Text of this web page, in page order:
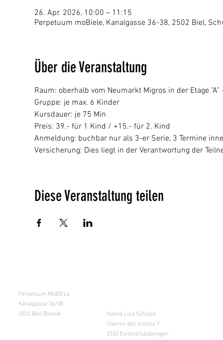
26. Apr. 2026, 10:00 – 11:15
Perpetuum moBiele, Kanalgasse 36-38, 2502 Biel,
Über die Veranstaltung
Raum: oberhalb vom Neumarkt Migros in der Etage
Gruppe: je max. 6 Kinder
Kursdauer: je 75 Min
Preis: 39.- für 1 Kind / +15.- für 2. Kind
Anmeldung: buchbar nur als 3-er Serie, 3 Termine
Versicherung: Dies liegt in der Verantwortung der
Diese Veranstaltung teilen
Perpetuum MoBIELe
Kanalgasse 36/38
2502 Biel/Bienne
Hanna Lisa Schulze
Chemin des Voitats 7
2533 Evilard/Leubringen